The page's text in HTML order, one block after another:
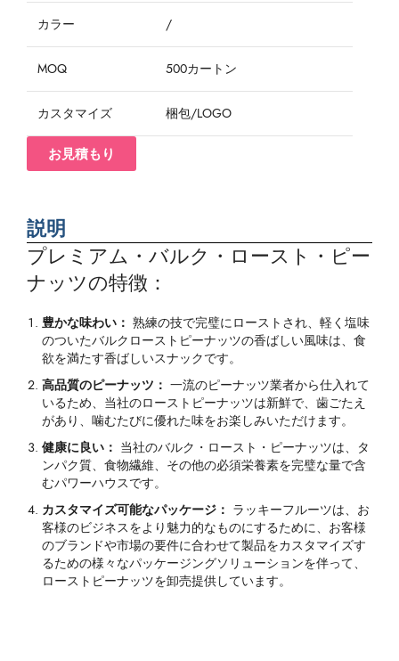
カラー /
MOQ 500カートン
カスタマイズ 梱包/LOGO
お見積もり
説明
プレミアム・バルク・ロースト・ピー
ナッツの特徴：
豊かな味わい： 熟練の技で完璧にローストされ、軽く塩味
のついたバルクローストピーナッツの香ばしい風味は、食
欲を満たす香ばしいスナックです。
高品質のピーナッツ： 一流のピーナッツ業者から仕入れて
いるため、当社のローストピーナッツは新鮮で、歯ごたえ
があり、噛むたびに優れた味をお楽しみいただけます。
健康に良い： 当社のバルク・ロースト・ピーナッツは、タ
ンパク質、食物繊維、その他の必須栄養素を完璧な量で含
むパワーハウスです。
カスタマイズ可能なパッケージ： ラッキーフルーツは、お
客様のビジネスをより魅力的なものにするために、お客様
のブランドや市場の要件に合わせて製品をカスタマイズす
るための様々なパッケージングソリューションを伴って、
ローストピーナッツを卸売提供しています。